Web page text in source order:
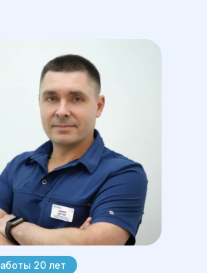
20 лет